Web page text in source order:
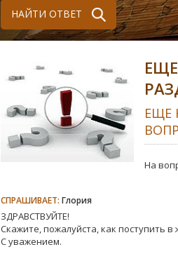
НАЙТИ ОТВЕТ
ЕЩЕ
На
СПРАШИВАЕТ: Глория
ЗДРАВСТВУЙТЕ!
Скажите, пожалуйста, как поступить
С уважением.